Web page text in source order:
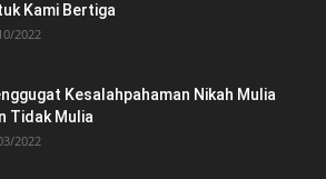
Kami Bertiga
2022
Kesalahpahaman Nikah Mulia
Tidak Mulia
2022